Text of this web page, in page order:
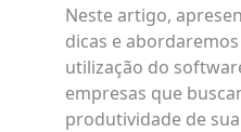
Neste artigo,
dicas e
utilização do
empresas que
produtividade de